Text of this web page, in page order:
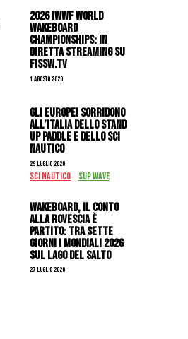
2026 IWWF WORLD
WAKEBOARD
CHAMPIONSHIPS: IN
DIRETTA STREAMING SU
FISSW.TV
1 Agosto 2026
Gli Europei sorridono
all’Italia dello stand
up paddle e dello sci
nautico
29 Luglio 2026
SCI NAUTICO SUP WAVE
Wakeboard, il conto
alla rovescia è
partito: tra sette
giorni i Mondiali 2026
sul Lago del Salto
27 Luglio 2026